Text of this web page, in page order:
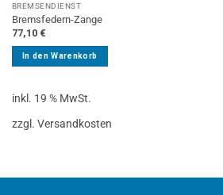
BREMSENDIENST
Bremsfedern-Zange
77,10 €
In den Warenkorb
inkl. 19 % MwSt.
zzgl. Versandkosten